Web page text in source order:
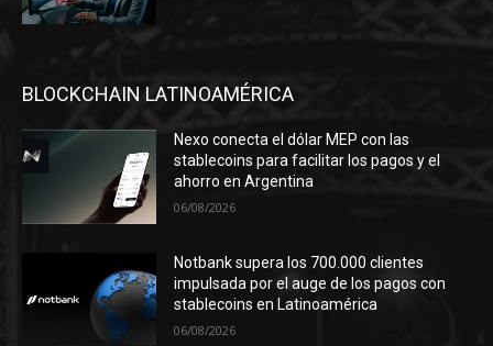
BLOCKCHAIN LATINOAMÉRICA
Nexo conecta el dólar MEP con las
stablecoins para facilitar los pagos y el
ahorro en Argentina
06/08/2026
Notbank supera los 700.000 clientes
impulsada por el auge de los pagos con
stablecoins en Latinoamérica
06/08/2026